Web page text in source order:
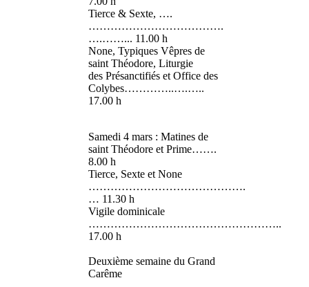
Tierce & Sexte, ….
……………………………….
….……... 11.00 h
None, Typiques Vêpres de
saint Théodore, Liturgie
des Présanctifiés et Office des
Colybes…………..….…..
17.00 h
Samedi 4 mars : Matines de
saint Théodore et Prime…….
8.00 h
Tierce, Sexte et None
…………………………………….
… 11.30 h
Vigile dominicale
……………………………………………..
17.00 h
Deuxième semaine du Grand
Carême